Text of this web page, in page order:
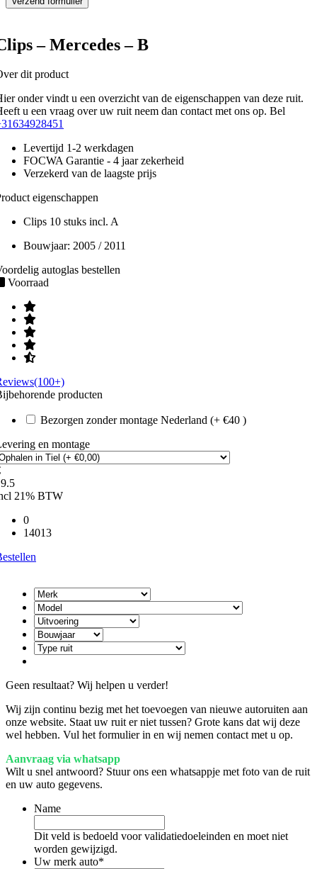
– Mercedes – B
dit product
onder vindt u een overzicht van de eigenschappen van deze ruit.
u een vraag over uw ruit neem dan contact met ons op. Bel
Levertijd 1-2 werkdagen
FOCWA Garantie - 4 jaar zekerheid
Verzekerd van de laagste prijs
eigenschappen
Clips 10 stuks incl. A
Bouwjaar: 2005 / 2011
autoglas bestellen
Voorraad
producten
Bezorgen zonder montage Nederland (+ €40 )
en montage
21% BTW
0
14013
Geen resultaat? Wij helpen u verder!
Wij zijn continu bezig met het toevoegen van nieuwe autoruiten aan
onze website. Staat uw ruit er niet tussen? Grote kans dat wij deze
wel hebben. Vul het formulier in en wij nemen contact met u op.
Aanvraag via whatsapp
Wilt u snel antwoord? Stuur ons een whatsappje met foto van de ruit
en uw auto gegevens.
Name
Dit veld is bedoeld voor validatiedoeleinden en moet niet
worden gewijzigd.
Uw merk auto*